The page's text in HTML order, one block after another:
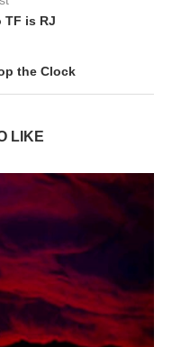
TF is RJ
the Clock
LIKE